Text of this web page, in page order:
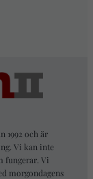
1992 och är
Vi kan inte
fungerar. Vi
morgondagens